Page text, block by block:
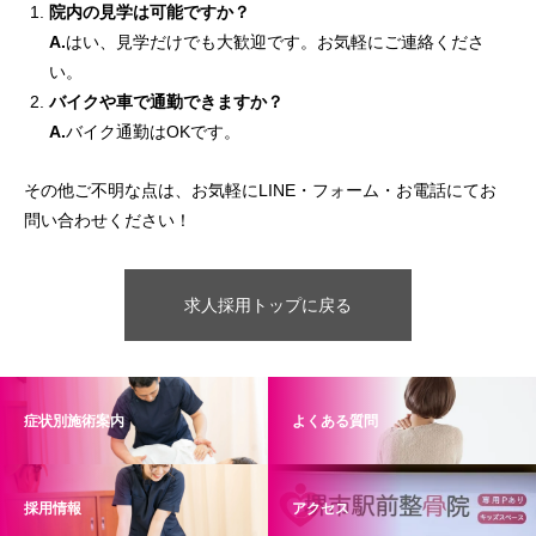
院内の見学は可能ですか？
A.はい、見学だけでも大歓迎です。お気軽にご連絡くださ
い。
バイクや車で通勤できますか？
A.バイク通勤はOKです。
その他ご不明な点は、お気軽にLINE・フォーム・お電話にてお
問い合わせください！
求人採用トップに戻る
症状別施術案内 よくある質問
採用情報 アクセス